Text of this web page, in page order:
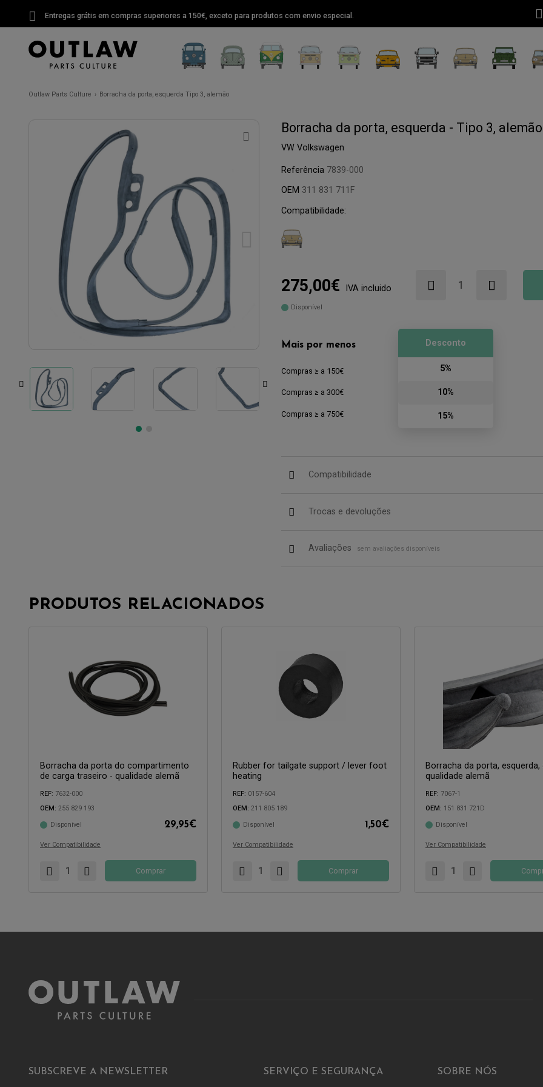
Entregas grátis em compras superiores a 150€, exceto para produtos com envio especial.
Outlaw Parts Culture Borracha da porta, esquerda Tipo 3, alemão
Borracha da porta, esquerda - Tipo 3, alemão
VW Volkswagen
Referência 7839-000
OEM 311 831 711F
Compatibilidade:
275,00€ IVA incluido
Disponível
Mais por menos
Compras ≥ a 150€
Compras ≥ a 300€
Compras ≥ a 750€
Desconto
5%
10%
15%
Compatibilidade
Trocas e devoluções
Avaliações sem avaliações disponíveis
PRODUTOS RELACIONADOS
Borracha da porta do compartimento
de carga traseiro - qualidade alemã
REF: 7632-000
OEM: 255 829 193
Disponível 29,95€
Ver Compatibilidade
Compatível com:
Comprar
Rubber for tailgate support / lever foot
heating
REF: 0157-604
OEM: 211 805 189
Disponível 1,50€
Ver Compatibilidade
Compatível com:
Comprar
Borracha da porta, esquerda,
qualidade alemã
REF: 7067-1
OEM: 151 831 721D
Disponível
Ver Compatibilidade
Compatível com:
SUBSCREVE A NEWSLETTER SERVIÇO E SEGURANÇA SOBRE NÓS